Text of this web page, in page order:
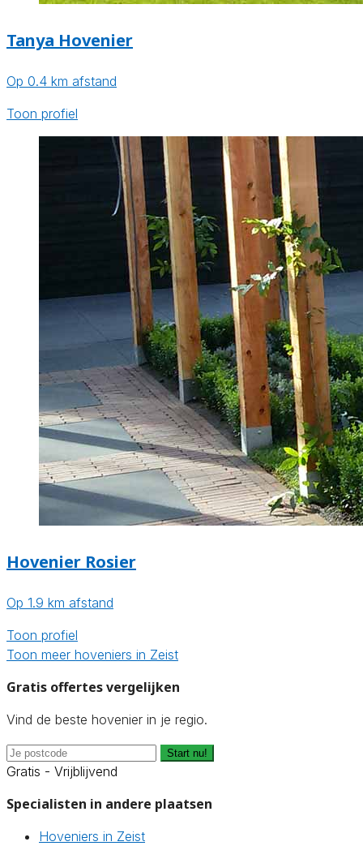
Tanya Hovenier
Op 0.4 km afstand
Toon profiel
Hovenier Rosier
Op 1.9 km afstand
Toon profiel
Toon meer hoveniers in Zeist
Gratis offertes vergelijken
Vind de beste hovenier in je regio.
Start nu!
Gratis - Vrijblijvend
Specialisten in andere plaatsen
Hoveniers in Zeist